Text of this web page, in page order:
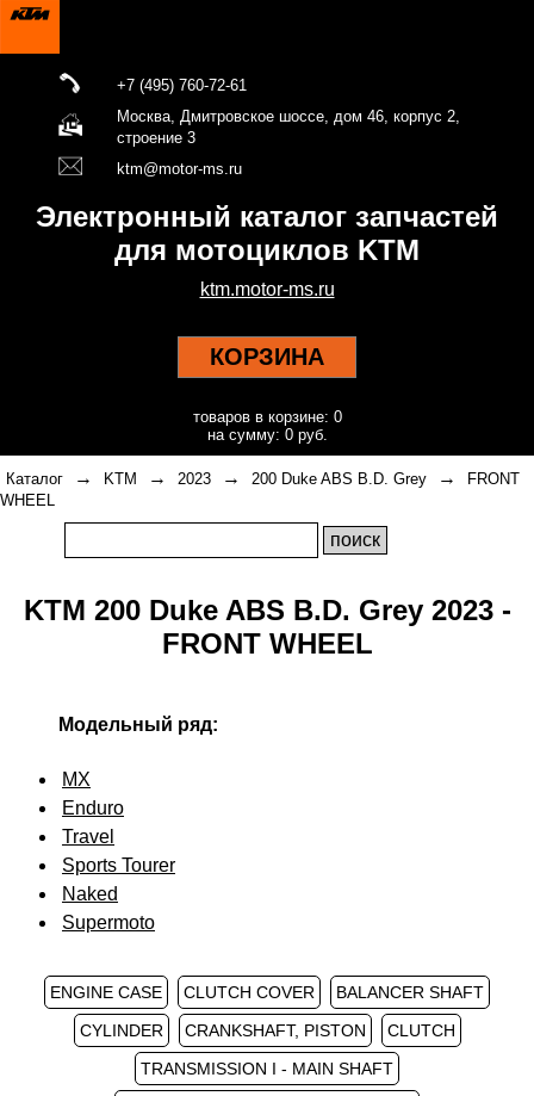
+7 (495) 760-72-61
Москва, Дмитровское шоссе, дом 46, корпус 2,
строение 3
ktm@motor-ms.ru
Электронный каталог запчастей
для мотоциклов KTM
ktm.motor-ms.ru
КОРЗИНА
товаров в корзине: 0
на сумму: 0 руб.
Каталог → KTM → 2023 → 200 Duke ABS B.D. Grey →
FRONT
WHEEL
KTM 200 Duke ABS B.D. Grey 2023 -
FRONT WHEEL
Модельный ряд:
MX
Enduro
Travel
Sports Tourer
Naked
Supermoto
ENGINE CASE CLUTCH COVER
BALANCER SHAFT
CYLINDER
CRANKSHAFT, PISTON
CLUTCH
TRANSMISSION I - MAIN SHAFT